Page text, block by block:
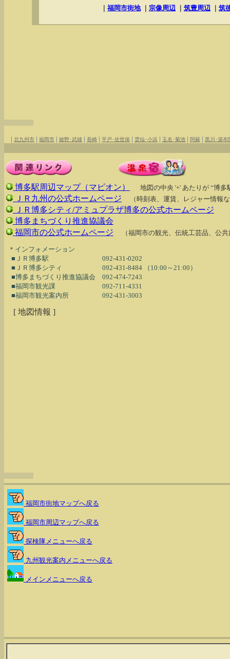
福岡市街地 宗像周辺 筑豊周辺 筑
| 北九州市 | 福岡市 | 嬉野･武雄 | 長崎 | 平戸･佐世保 | 雲仙･小浜 | 玉名･菊池 | 阿蘇 | 黒川･湯布
博多駅周辺マップ（マピオン） 地図の中央 '+' あたりが “博多
ＪＲ九州の公式ホームページ （時刻表、運賃、レジャー情報
ＪＲ博多シティ/アミュプラザ博多の公式ホームページ
博多まちづくり推進協議会
福岡市の公式ホームページ
（福岡市の観光、伝統工芸品、公
  ＊インフォメーション
    ■ＪＲ博多駅　　　　　　　　092-431-0202
    ■ＪＲ博多シティ　　　　　　092-431-8484 （10:00～21:00）
    ■博多まちづくり推進協議会　092-474-7243
    ■福岡市観光課　　　　　　　092-711-4331
[ 地図情報 ]
福岡市街地マップへ戻る
福岡市周辺マップへ戻る
探検隊メニューへ戻る
九州観光案内メニューへ戻る
メインメニューへ戻る